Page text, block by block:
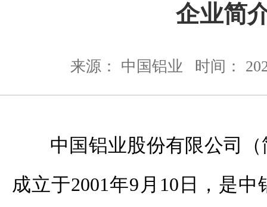
企业简
来源： 中国铝业 时间：
中国铝业股份有限公司
成立于2001年9月10日，是